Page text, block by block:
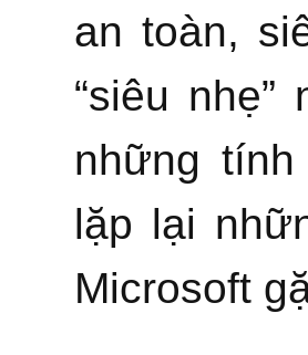
an toàn,
“siêu
những
lặp lại
Microsoft